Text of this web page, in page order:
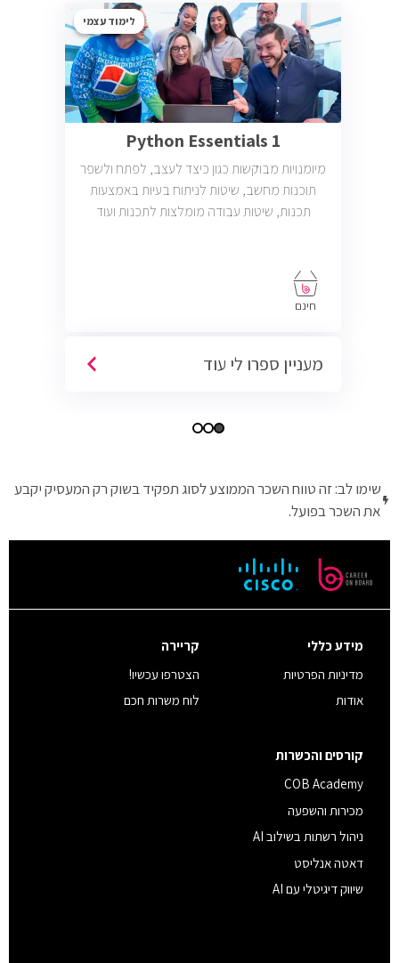
לימוד עצמי
Python Essentials 1
מיומנויות מבוקשות כגון כיצד לעצב, לפתח ולשפר
תוכנות מחשב, שיטות לניתוח בעיות באמצעות
תכנות, שיטות עבודה מומלצות לתכנות ועוד
חינם
מעניין ספרו לי עוד
שימו לב: זה טווח השכר הממוצע לסוג תפקיד בשוק רק המעסיק יקבע
את השכר בפועל.
מידע כללי
מדיניות הפרטיות
אודות
קריירה
הצטרפו עכשיו!
לוח משרות חכם
קורסים והכשרות
COB Academy
מכירות והשפעה
ניהול רשתות בשילוב AI
דאטה אנליסט
שיווק דיגיטלי עם AI